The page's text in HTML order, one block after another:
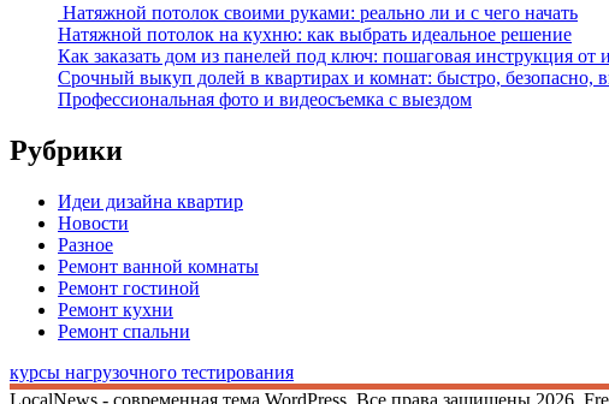
Натяжной потолок своими руками: реально ли и с чего начать
Натяжной потолок на кухню: как выбрать идеальное решение
Как заказать дом из панелей под ключ: пошаговая инструкция от
Срочный выкуп долей в квартирах и комнат: быстро, безопасно,
Профессиональная фото и видеосъемка с выездом
Рубрики
Идеи дизайна квартир
Новости
Разное
Ремонт ванной комнаты
Ремонт гостиной
Ремонт кухни
Ремонт спальни
курсы нагрузочного тестирования
LocalNews - современная тема WordPress. Все права защищены 2026.